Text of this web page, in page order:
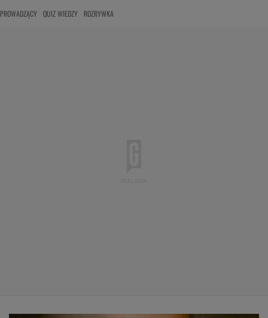
PROWADZĄCY QUIZ WIEDZY ROZRYWKA